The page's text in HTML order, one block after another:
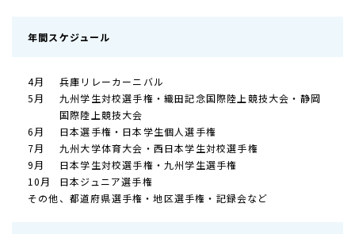
年間スケジュール
4月
兵庫リレーカーニバル
5月
九州学生対校選手権・織田記念国際陸上競技大会・静岡
国際陸上競技大会
6月
日本選手権・日本学生個人選手権
7月
九州大学体育大会・西日本学生対校選手権
9月
日本学生対校選手権・九州学生選手権
10月
日本ジュニア選手権
その他、都道府県選手権・地区選手権・記録会など